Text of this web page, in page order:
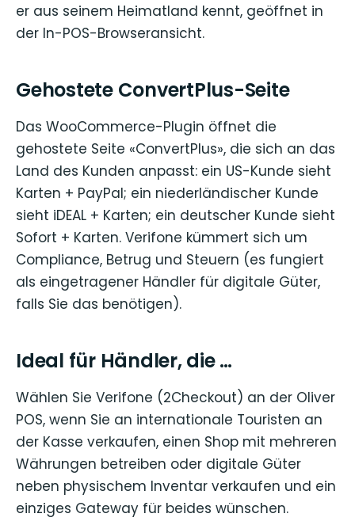
er aus seinem Heimatland kennt, geöffnet in
der In-POS-Browseransicht.
Gehostete ConvertPlus-Seite
Das WooCommerce-Plugin öffnet die
gehostete Seite «ConvertPlus», die sich an das
Land des Kunden anpasst: ein US-Kunde sieht
Karten + PayPal; ein niederländischer Kunde
sieht iDEAL + Karten; ein deutscher Kunde sieht
Sofort + Karten. Verifone kümmert sich um
Compliance, Betrug und Steuern (es fungiert
als eingetragener Händler für digitale Güter,
falls Sie das benötigen).
Ideal für Händler, die …
Wählen Sie Verifone (2Checkout) an der Oliver
POS, wenn Sie an internationale Touristen an
der Kasse verkaufen, einen Shop mit mehreren
Währungen betreiben oder digitale Güter
neben physischem Inventar verkaufen und ein
einziges Gateway für beides wünschen.